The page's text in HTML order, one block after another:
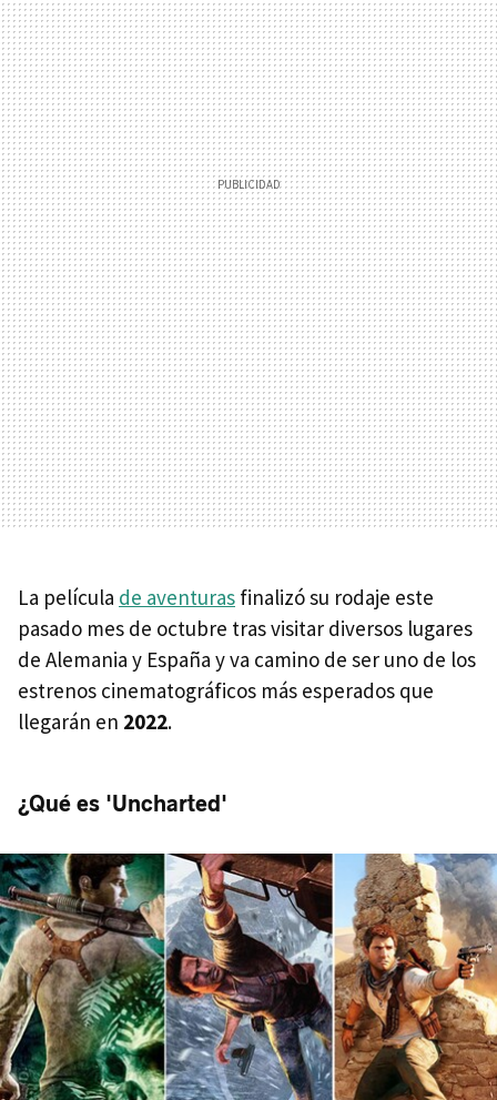
La película de aventuras finalizó su rodaje este
pasado mes de octubre tras visitar diversos lugares
de Alemania y España y va camino de ser uno de los
estrenos cinematográficos más esperados que
llegarán en 2022.
¿Qué es 'Uncharted'